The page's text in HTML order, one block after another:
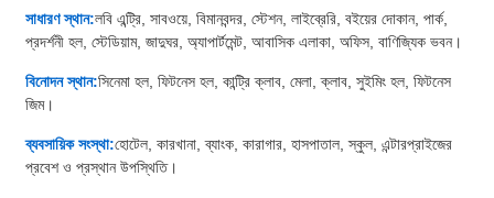
সাধারণ স্থান:লবি এন্ট্রি, সাবওয়ে, বিমানবন্দর, স্টেশন, লাইব্রেরি, বইয়ের দোকান, পার্ক,
প্রদর্শনী হল, স্টেডিয়াম, জাদুঘর, অ্যাপার্টমেন্ট, আবাসিক এলাকা, অফিস, বাণিজ্যিক ভবন।
বিনোদন স্থান:সিনেমা হল, ফিটনেস হল, কান্ট্রি ক্লাব, মেলা, ক্লাব, সুইমিং হল, ফিটনেস
জিম।
ব্যবসায়িক সংস্থা:হোটেল, কারখানা, ব্যাংক, কারাগার, হাসপাতাল, স্কুল, এন্টারপ্রাইজের
প্রবেশ ও প্রস্থান উপস্থিতি।